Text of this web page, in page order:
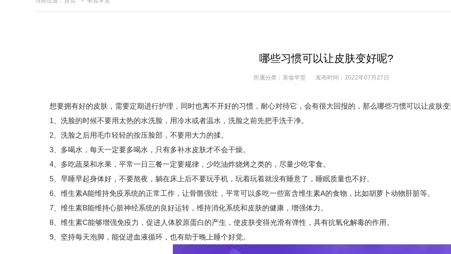
哪些习惯可以让皮肤变好呢?
所属分类： 美妆学堂 发布时间： 2022年07月27日
想要拥有好的皮肤，需要定期进行护理，同时也离不开好的习惯，耐心对待它，会有很大回报的，那么哪些习惯可以让皮肤
1、洗脸的时候不要用太热的水洗脸，用冷水或者温水，洗脸之前先把手洗干净。
2、洗脸之后用毛巾轻轻的按压脸部，不要用大力的揉。
3、多喝水，每天一定要多喝水，只有多补水皮肤才不会干燥。
4、多吃蔬菜和水果，平常一日三餐一定要规律，少吃油炸烧烤之类的，尽量少吃零食。
5、早睡早起身体好，不要熬夜，躺在床上后不要玩手机，玩着玩着就没有睡意了，睡眠质量也不好。
6、维生素A能维持免疫系统的正常工作，让骨骼强壮，平常可以多吃一些富含维生素A的食物，比如胡萝卜动物肝脏等。
7、维生素B能维持心脏神经系统的良好运转，维持消化系统和皮肤的健康，增强体力。
8、维生素C能够增强免疫力，促进人体胶原蛋白的产生，使皮肤变得光滑有弹性，具有抗氧化解毒的作用。
9、坚持每天泡脚，能促进血液循环，也有助于晚上睡个好觉。